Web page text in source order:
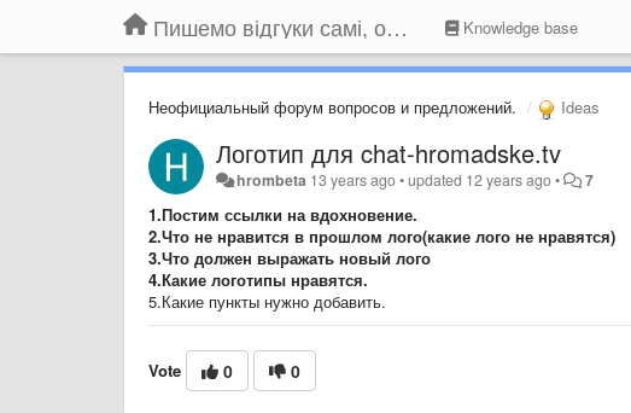
Пишемо відгуки самі, обговорюємо інші ідеї та пропозиції до Громадського Телебачення Knowledge base
Неофициальный форум вопросов и предложений. Ideas
Логотип для chat-hromadske.tv
hrombeta 13 years ago•updated 12 years ago• 7
1.Постим ссылки на вдохновение.
2.Что не нравится в прошлом лого(какие лого не нравятся)
3.Что должен выражать новый лого
4.Какие логотипы нравятся.
5.Какие пункты нужно добавить.
Vote 0 0